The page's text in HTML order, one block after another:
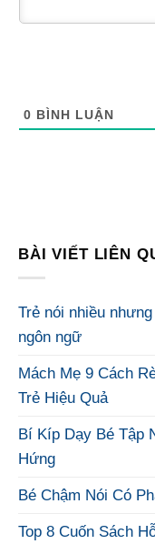
0 BÌNH LUẬN
BÀI VIẾT LIÊN
Trẻ nói nhiều
ngôn ngữ
Mách Mẹ 9 Cách
Trẻ Hiệu Quả
Bí Kíp Dạy Bé Tập
Hứng
Bé Chậm Nói Có
Top 8 Cuốn Sách